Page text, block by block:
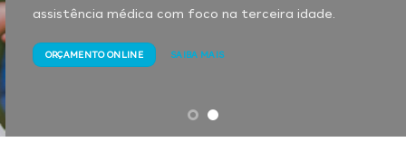
assistência médica com foco na terceira idade.
ORÇAMENTO ONLINE SAIBA MAIS